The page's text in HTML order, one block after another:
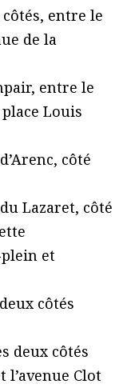
entre le
de la
entre le
Louis
côté
Lazaret, côté
et
côtés
deux côtés
l’avenue Clot